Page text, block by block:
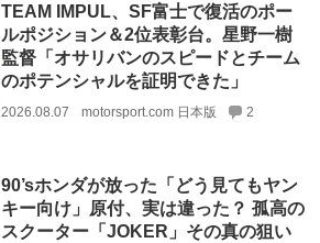
TEAM IMPUL、SF富士で復活のポー
ルポジション＆2位表彰台。星野一樹
監督「オサリバンのスピードとチーム
のポテンシャルを証明できた」
2026.08.07 motorsport.com 日本版 2
90’sホンダが放った「どう見てもヤン
キー向け」原付、実は違った？ 孤高の
スクーター「JOKER」その真の狙い